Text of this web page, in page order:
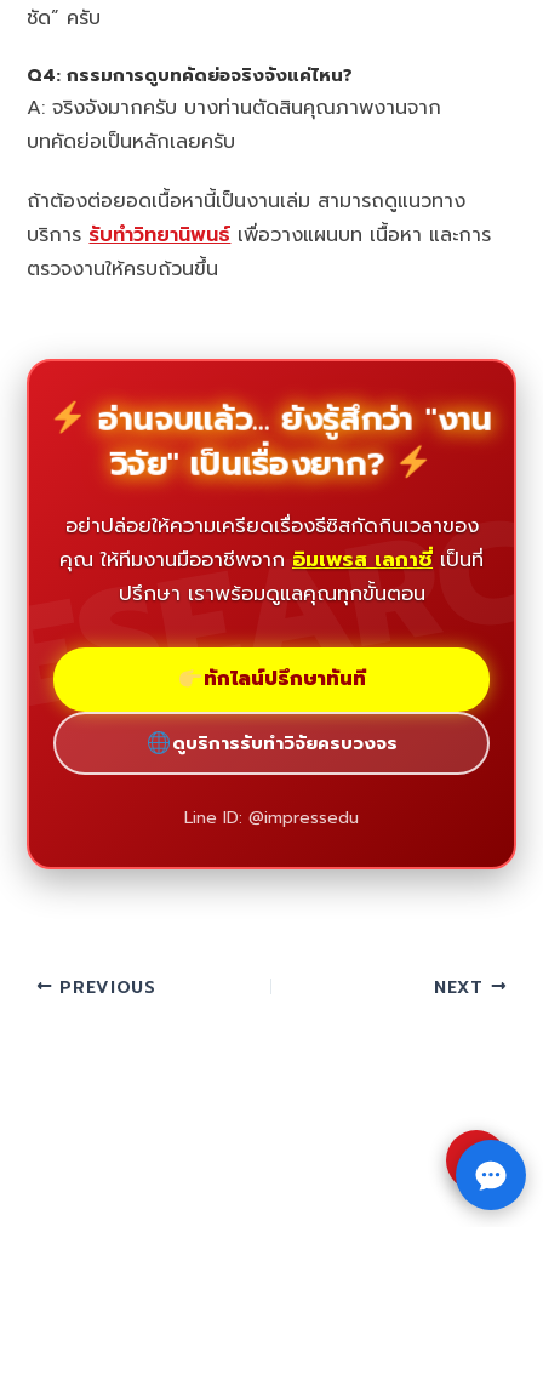
ชัด” ครับ
Q4: กรรมการดูบทคัดย่อจริงจังแค่ไหน?
A: จริงจังมากครับ บางท่านตัดสินคุณภาพงานจาก
บทคัดย่อเป็นหลักเลยครับ
ถ้าต้องต่อยอดเนื้อหานี้เป็นงานเล่ม สามารถดูแนวทาง
บริการรับทำวิทยานิพนธ์เพื่อวางแผนบท เนื้อหา และการ
ตรวจงานให้ครบถ้วนขึ้น
อ่านจบแล้ว... ยังรู้สึกว่า "งาน
วิจัย" เป็นเรื่องยาก?
อย่าปล่อยให้ความเครียดเรื่องธีซิสกัดกินเวลาของ
คุณ ให้ทีมงานมืออาชีพจาก อิมเพรส เลกาซี่ เป็นที่
ปรึกษา เราพร้อมดูแลคุณทุกขั้นตอน
ทักไลน์ปรึกษาทันที
ดูบริการรับทำวิจัยครบวงจร
Line ID: @impressedu
PREVIOUS NEXT
⇧